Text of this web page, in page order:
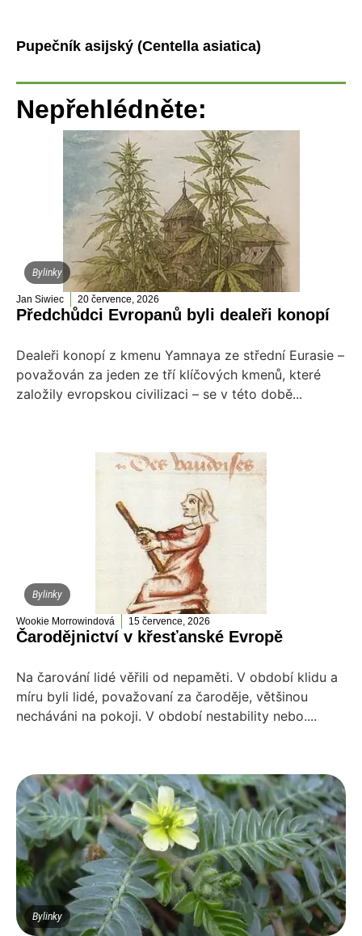
Pupečník asijský (Centella asiatica)
Nepřehlédněte:
Bylinky
Jan Siwiec 20 července, 2026
Předchůdci Evropanů byli dealeři konopí
Dealeři konopí z kmenu Yamnaya ze střední Eurasie –
považován za jeden ze tří klíčových kmenů, které
založily evropskou civilizaci – se v této době...
Bylinky
Wookie Morrowindová 15 července, 2026
Čarodějnictví v křesťanské Evropě
Na čarování lidé věřili od nepaměti. V období klidu a
míru byli lidé, považovaní za čaroděje, většinou
necháváni na pokoji. V období nestability nebo....
Bylinky